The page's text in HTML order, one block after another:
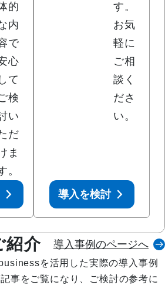
的
内
で
心
して
検
い
だ
ま
。
す。
お気
軽に
ご相
談く
ださ
い。
導入を検討
紹介 導入事例のページへ
を活用した実際の導入事例
事をご覧になり、ご検討の参考に